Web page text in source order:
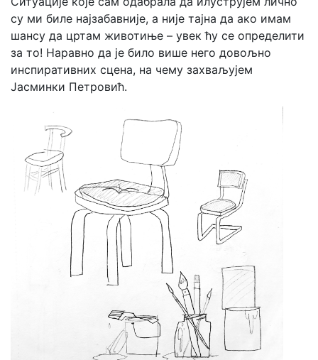
су ми биле најзабавније, а није тајна да ако имам
шансу да цртам животиње – увек ћу се определити
за то! Наравно да је било више него довољно
инспиративних сцена, на чему захваљујем
Јасминки Петровић.